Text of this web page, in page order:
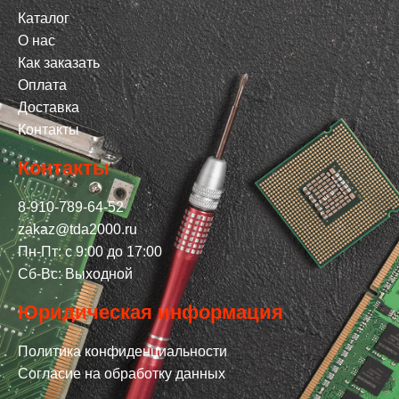
Каталог
О нас
Как заказать
Оплата
Доставка
Контакты
Контакты
8-910-789-64-52
zakaz@tda2000.ru
Пн-Пт: с 9:00 до 17:00
Сб-Вс: Выходной
Юридическая информация
Политика конфиденциальности
Согласие на обработку данных